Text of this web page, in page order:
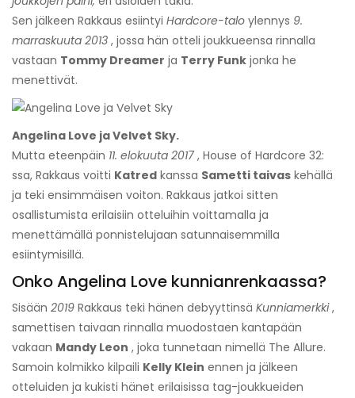
Sen jälkeen Rakkaus esiintyi Hardcore-talo ylennys 9.
marraskuuta 2013 , jossa hän otteli joukkueensa rinnalla
vastaan Tommy Dreamer ja Terry Funk jonka he
menettivät.
Angelina Love ja Velvet Sky.
Mutta eteenpäin 11. elokuuta 2017 , House of Hardcore 32:
ssa, Rakkaus voitti Katred kanssa Sametti taivas kehällä
ja teki ensimmäisen voiton. Rakkaus jatkoi sitten
osallistumista erilaisiin otteluihin voittamalla ja
menettämällä ponnistelujaan satunnaisemmilla
esiintymisillä.
Onko Angelina Love kunnianrenkaassa?
Sisään 2019 Rakkaus teki hänen debyyttinsä Kunniamerkki ,
samettisen taivaan rinnalla muodostaen kantapään
vakaan Mandy Leon , joka tunnetaan nimellä The Allure.
Samoin kolmikko kilpaili Kelly Klein ennen ja jälkeen
otteluiden ja kukisti hänet erilaisissa tag-joukkueiden